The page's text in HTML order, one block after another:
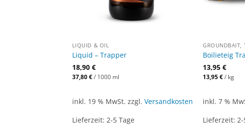
LIQUID & OIL
Liquid – Trapper
18,90 €
37,80 €/ 1000 ml
inkl. 19 % MwSt. zzgl. Versandkosten
Lieferzeit: 2-5 Tage
GROUNDBAIT,
Boilieteig
13,95€
13,95€ / kg
inkl. 7 %
Lieferzeit: